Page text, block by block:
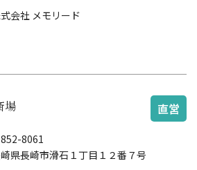
会社 メモリード
場 直営
8061
県長崎市滑石１丁目１２番７号